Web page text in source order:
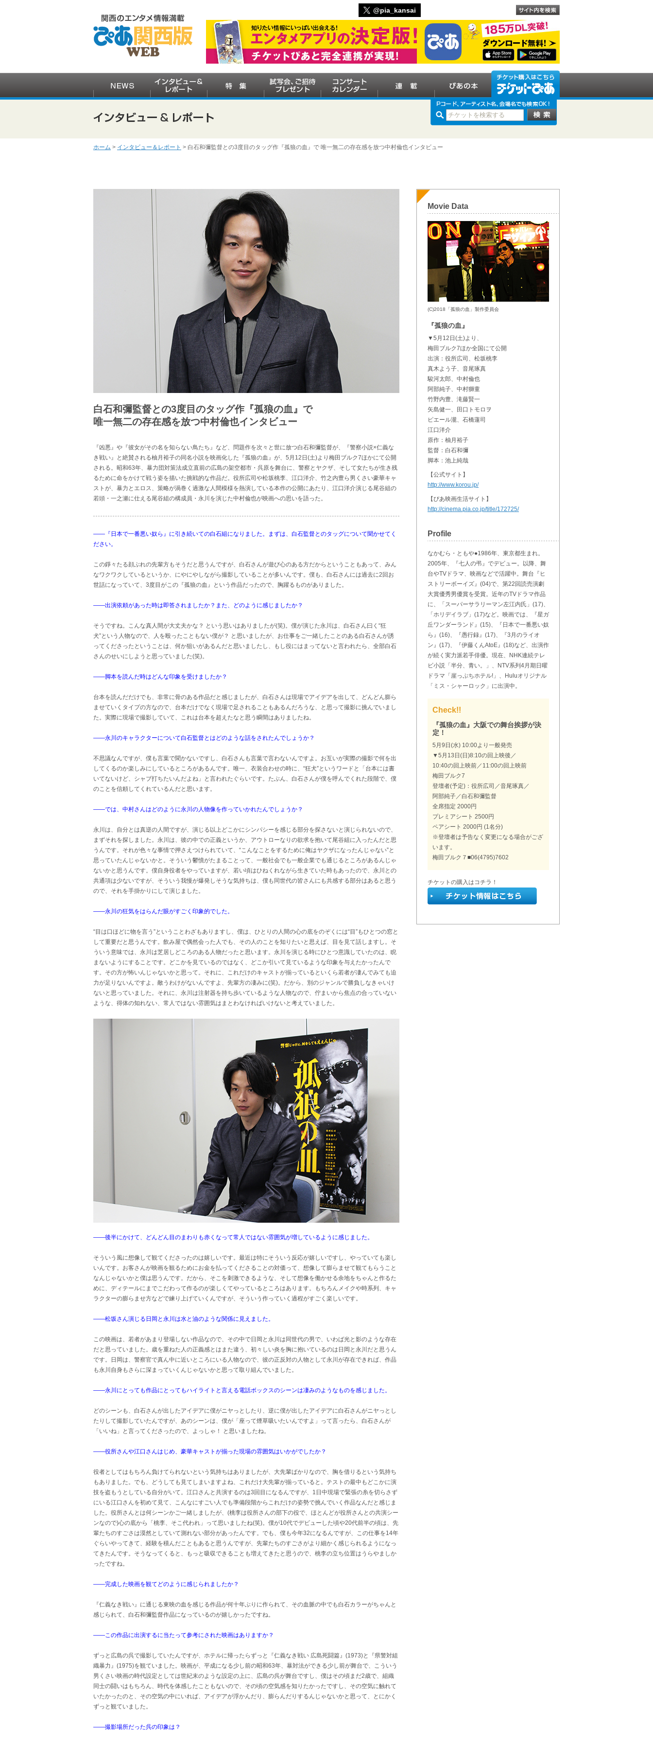
@pia_kansai
ホーム > インタビュー＆レポート > 白石和彌監督との3度目のタッグ作『孤狼の血』で 唯一無二の存在感を放つ中村倫也インタビュー
白石和彌監督との3度目のタッグ作『孤狼の血』で
唯一無二の存在感を放つ中村倫也インタビュー
『凶悪』や『彼女がその名を知らない鳥たち』など、問題作を次々と世に放つ白石和彌監督が、『警察小説×仁義な
き戦い』と絶賛される柚月裕子の同名小説を映画化した『孤狼の血』が、5月12日(土)より梅田ブルク7ほかにて公開
される。昭和63年、暴力団対策法成立直前の広島の架空都市・呉原を舞台に、警察とヤクザ、そして女たちが生き残
るために命をかけて戦う姿を描いた挑戦的な作品だ。役所広司や松坂桃李、江口洋介、竹之内豊ら男くさい豪華キャ
ストが、暴力とエロス、策略が渦巻く過激な人間模様を熱演している本作の公開にあたり、江口洋介演じる尾谷組の
若頭・一之瀬に仕える尾谷組の構成員・永川を演じた中村倫也が映画への思いを語った。
――『日本で一番悪い奴ら』に引き続いての白石組になりました。まずは、白石監督とのタッグについて聞かせてく
ださい。
この錚々たる顔ぶれの先輩方もそうだと思うんですが、白石さんが遊び心のある方だからということもあって、みん
なワクワクしているというか、にやにやしながら撮影していることが多いんです。僕も、白石さんには過去に2回お
世話になっていて、3度目がこの『孤狼の血』という作品だったので、胸躍るものがありました。
――出演依頼があった時は即答されましたか？また、どのように感じましたか？
そうですね。こんな真人間が大丈夫かな？ という思いはありましたが(笑)。僕が演じた永川は、白石さん曰く“狂
犬”という人物なので、人を殴ったこともない僕が？ と思いましたが、お仕事をご一緒したことのある白石さんが誘
ってくださったということは、何か狙いがあるんだと思いましたし、もし役にはまってないと言われたら、全部白石
さんのせいにしようと思っていました(笑)。
――脚本を読んだ時はどんな印象を受けましたか？
台本を読んだだけでも、非常に骨のある作品だと感じましたが、白石さんは現場でアイデアを出して、どんどん膨ら
ませていくタイプの方なので、台本だけでなく現場で足されることもあるんだろうな、と思って撮影に挑んでいまし
た。実際に現場で撮影していて、これは台本を超えたなと思う瞬間はありましたね。
――永川のキャラクターについて白石監督とはどのような話をされたんでしょうか？
不思議なんですが、僕も言葉で聞かないですし、白石さんも言葉で言わないんですよ。お互いが実際の撮影で何を出
してくるのか楽しみにしているところがあるんです。唯一、衣装合わせの時に、“狂犬”というワードと「台本には書
いてないけど、シャブ打ちたいんだよね」と言われたぐらいです。たぶん、白石さんが僕を呼んでくれた段階で、僕
のことを信頼してくれているんだと思います。
――では、中村さんはどのように永川の人物像を作っていかれたんでしょうか？
永川は、自分とは真逆の人間ですが、演じる以上どこかにシンパシーを感じる部分を探さないと演じられないので、
まずそれを探しました。永川は、彼の中での正義というか、アウトローなりの欲求を抱いて尾谷組に入ったんだと思
うんです。それが色々な事情で押さえつけられていて、“こんなことをするために俺はヤクザになったんじゃない”と
思っていたんじゃないかと。そういう鬱憤がたまることって、一般社会でも一般企業でも通じるところがあるんじゃ
ないかと思うんです。僕自身役者をやっていますが、若い頃はひねくれながら生きていた時もあったので、永川との
共通項は少ないですが、そういう我慢が爆発しそうな気持ちは、僕も同世代の皆さんにも共感する部分はあると思う
ので、それを手掛かりにして演じました。
――永川の狂気をはらんだ眼がすごく印象的でした。
“目は口ほどに物を言う”ということわざもありますし、僕は、ひとりの人間の心の底をのぞくには“目”もひとつの窓と
して重要だと思うんです。飲み屋で偶然会った人でも、その人のことを知りたいと思えば、目を見て話しますし。そ
ういう意味では、永川は芝居しどころのある人物だったと思います。永川を演じる時にひとつ意識していたのは、睨
まないようにすることです。どこかを見ているのではなく、どこか引いて見ているような印象を与えたかったんで
す。その方が怖いんじゃないかと思って。それに、これだけのキャストが揃っているといくら若者が凄んでみても迫
力が足りないんですよ。敵うわけがないんですよ、先輩方の凄みに(笑)。だから、別のジャンルで勝負しなきゃいけ
ないと思っていました。それに、永川は注射器を持ち歩いているような人物なので、佇まいから焦点の合っていない
ような、得体の知れない、常人ではない雰囲気はまとわなければいけないと考えていました。
――後半にかけて、どんどん目のまわりも赤くなって常人ではない雰囲気が増しているように感じました。
そういう風に想像して観てくださったのは嬉しいです。最近は特にそういう反応が嬉しいですし、やっていても楽し
いんです。お客さんが映画を観るためにお金を払ってくださることの対価って、想像して膨らませて観てもらうこと
なんじゃないかと僕は思うんです。だから、そこを刺激できるような、そして想像を働かせる余地をちゃんと作るた
めに、ディテールにまでこだわって作るのが楽しくてやっているところはあります。もちろんメイクや時系列、キャ
ラクターの膨らませ方などで練り上げていくんですが、そういう作っていく過程がすごく楽しいです。
――松坂さん演じる日岡と永川は水と油のような関係に見えました。
この映画は、若者があまり登場しない作品なので、その中で日岡と永川は同世代の男で、いわば光と影のような存在
だと思っていました。歳を重ねた人の正義感とはまた違う、初々しい炎を胸に抱いているのは日岡と永川だと思うん
です。日岡は、警察官で真ん中に近いところにいる人物なので、彼の正反対の人物として永川が存在できれば、作品
も永川自身もさらに深まっていくんじゃないかと思って取り組んでいました。
――永川にとっても作品にとってもハイライトと言える電話ボックスのシーンは凄みのようなものを感じました。
どのシーンも、白石さんが出したアイデアに僕がニヤっとしたり、逆に僕が出したアイデアに白石さんがニヤっとし
たりして撮影していたんですが、あのシーンは、僕が「座って煙草吸いたいんですよ」って言ったら、白石さんが
「いいね」と言ってくださったので、よっしゃ！ と思いましたね。
――役所さんや江口さんはじめ、豪華キャストが揃った現場の雰囲気はいかがでしたか？
役者としてはもちろん負けてられないという気持ちはありましたが、大先輩ばかりなので、胸を借りるという気持ち
もありました。でも、どうしても見てしまいますよね、これだけ大先輩が揃っていると。テストの最中もどこかに演
技を盗もうとしている自分がいて。江口さんと共演するのは3回目になるんですが、1日中現場で緊張の糸を切らさず
にいる江口さんを初めて見て、こんなにすごい人でも準備段階からこれだけの姿勢で挑んでいく作品なんだと感じま
した。役所さんとは何シーンかご一緒しましたが、(桃李は役所さんの部下の役で、ほとんどが役所さんとの共演シー
ンなので)心の底から「桃李、そこ代われ」って思いましたね(笑)。僕が10代でデビューした頃や20代前半の頃は、先
輩たちのすごさは漠然としていて測れない部分があったんです。でも、僕も今年32になるんですが、この仕事を14年
ぐらいやってきて、経験を積んだこともあると思うんですが、先輩たちのすごさがより細かく感じられるようになっ
てきたんです。そうなってくると、もっと吸収できることも増えてきたと思うので、桃李の立ち位置はうらやましか
ったですね。
――完成した映画を観てどのように感じられましたか？
『仁義なき戦い』に通じる東映の血を感じる作品が何十年ぶりに作られて、その血脈の中でも白石カラーがちゃんと
感じられて、白石和彌監督作品になっているのが嬉しかったですね。
――この作品に出演するに当たって参考にされた映画はありますか？
ずっと広島の呉で撮影していたんですが、ホテルに帰ったらずっと『仁義なき戦い 広島死闘篇』(1973)と『県警対組
織暴力』(1975)を観ていました。映画が、平成になる少し前の昭和63年、暴対法ができる少し前が舞台で、こういう
男くさい映画の時代設定としては世紀末のような設定の上に、広島の呉が舞台ですし、僕はその頃まだ2歳で、組織
同士の闘いはもちろん、時代を体感したこともないので、その頃の空気感を知りたかったですし、その空気に触れて
いたかったのと、その空気の中にいれば、アイデアが浮かんだり、膨らんだりするんじゃないかと思って、とにかく
ずっと観ていました。
――撮影場所だった呉の印象は？
Movie Data
(C)2018「孤狼の血」製作委員会
『孤狼の血』
▼5月12日(土)より、
梅田ブルク7ほか全国にて公開
出演：役所広司、松坂桃李
真木よう子、音尾琢真
駿河太郎、中村倫也
阿部純子、中村獅童
竹野内豊、滝藤賢一
矢島健一、田口トモロヲ
ピエール瀧、石橋蓮司
江口洋介
原作：柚月裕子
監督：白石和彌
脚本：池上純哉
【公式サイト】
http://www.korou.jp/
【ぴあ映画生活サイト】
http://cinema.pia.co.jp/title/172725/
Profile
なかむら・ともや●1986年、東京都生まれ。
2005年、『七人の弔』でデビュー。以降、舞
台やTVドラマ、映画などで活躍中。舞台『ヒ
ストリーボーイズ』(04)で、第22回読売演劇
大賞優秀男優賞を受賞。近年のTVドラマ作品
に、「スーパーサラリーマン左江内氏」(17)、
「ホリデイラブ」(17)など。映画では、『星ガ
丘ワンダーランド』(15)、『日本で一番悪い奴
ら』(16)、『愚行録』(17)、『3月のライオ
ン』(17)、『伊藤くんAtoE』(18)など、出演作
が続く実力派若手俳優。現在、NHK連続テレ
ビ小説「半分、青い。」、NTV系列4月期日曜
ドラマ「崖っぷちホテル!」、Huluオリジナル
「ミス・シャーロック」に出演中。
Check!!
『孤狼の血』大阪での舞台挨拶が決
定！
5月9日(水) 10:00より一般発売
▼5月13日(日)8:10の回上映後／
10:40の回上映前／11:00の回上映前
梅田ブルク7
登壇者(予定)：役所広司／音尾琢真／
阿部純子／白石和彌監督
全席指定 2000円
プレミアシート 2500円
ペアシート 2000円 (1名分)
※登壇者は予告なく変更になる場合がござ
います。
梅田ブルク７■06(4795)7602
チケットの購入はコチラ！